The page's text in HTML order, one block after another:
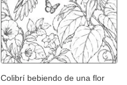
Colibrí bebiendo de una flor